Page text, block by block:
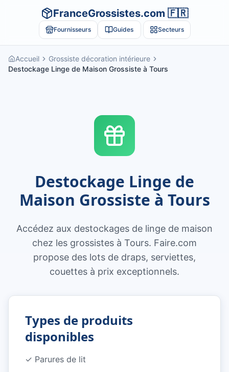
FranceGrossistes.com 🇫🇷
Fournisseurs Guides Secteurs
Accueil
Grossiste décoration intérieure
Destockage Linge de Maison Grossiste à Tours
Destockage Linge de
Maison Grossiste à Tours
Accédez aux destockages de linge de maison
chez les grossistes à Tours. Faire.com
propose des lots de draps, serviettes,
couettes à prix exceptionnels.
Types de produits
disponibles
✓ Parures de lit